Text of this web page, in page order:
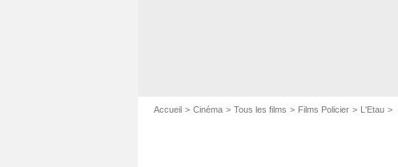
Accueil Cinéma Tous les films Films Policier L'Etau